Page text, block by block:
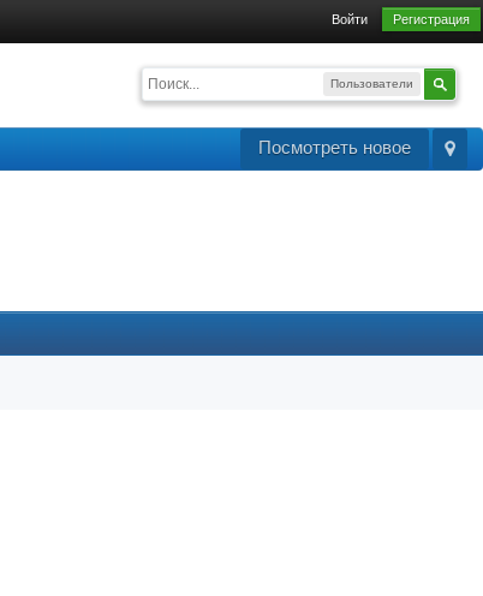
Войти Регистрация
Пользователи
Посмотреть новое